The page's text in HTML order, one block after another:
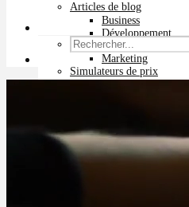
Articles de blog
Business
Développement
Graphisme
Marketing
Simulateurs de prix
Prix pub Instagram
Prix logiciel
Prix chatbot